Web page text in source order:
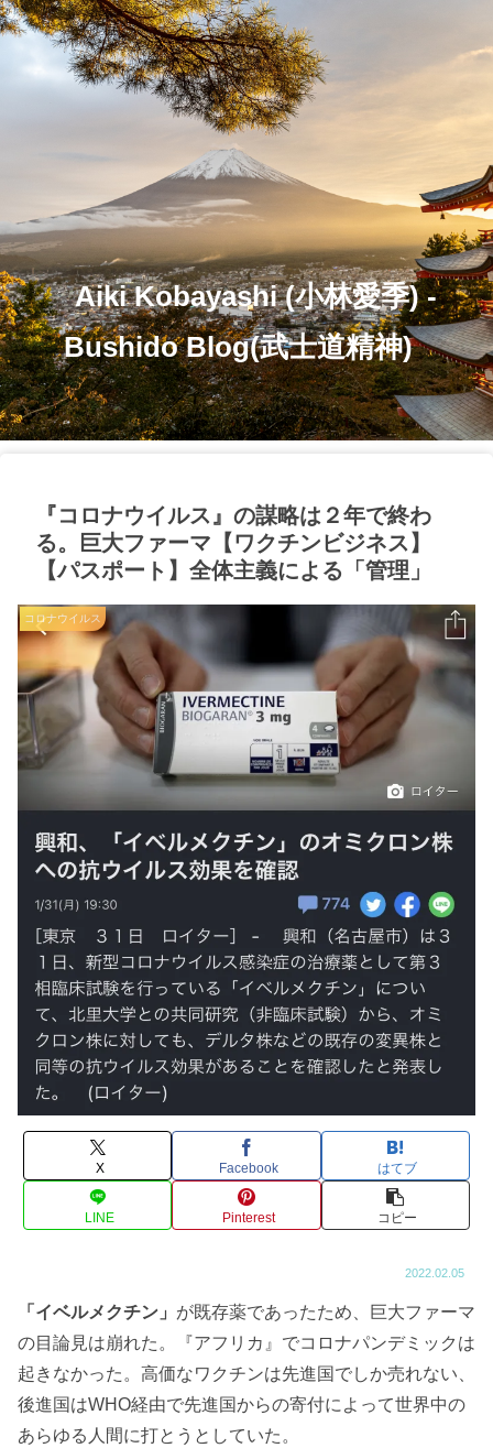
Aiki Kobayashi (小林愛季) -
Bushido Blog(武士道精神)
『コロナウイルス』の謀略は２年で終わ
る。巨大ファーマ【ワクチンビジネス】
【パスポート】全体主義による「管理」
コロナウイルス
X Facebook はてブ
LINE Pinterest コピー
2022.02.05
「イベルメクチン」 が既存薬であったため、巨大ファーマ
の目論見は崩れた。『アフリカ』でコロナパンデミックは
起きなかった。高価なワクチンは先進国でしか売れない、
後進国はWHO経由で先進国からの寄付によって世界中の
あらゆる人間に打とうとしていた。